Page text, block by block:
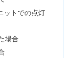
ットでの点灯
場合